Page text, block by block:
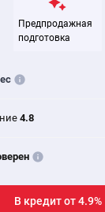
Предпродажная
подготовка
4.8
В кредит от 4.9%